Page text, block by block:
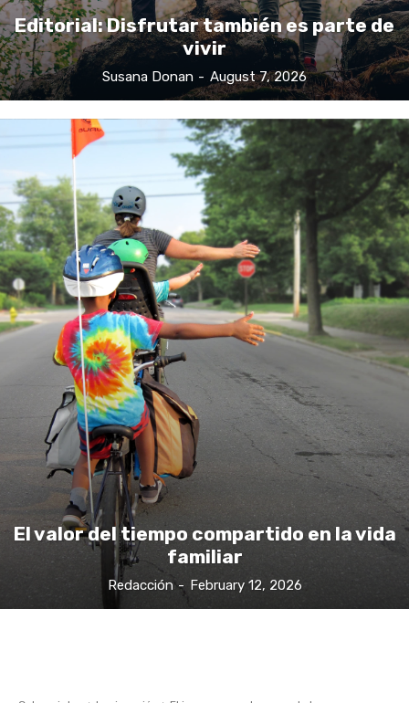
Editorial: Disfrutar también es parte de
vivir
Susana Donan - August 7, 2026
El valor del tiempo compartido en la vida
familiar
Redacción - February 12, 2026